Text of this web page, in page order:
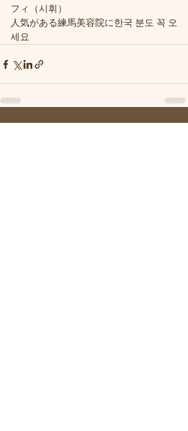
フィ（시휘）
人気がある練馬美容院に한국 분도 꼭 오
세요